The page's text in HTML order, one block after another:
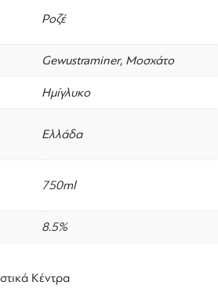
Ροζέ
Gewustraminer, Μοσχάτο
Ημίγλυκο
Ελλάδα
750ml
8.5%
Κέντρα